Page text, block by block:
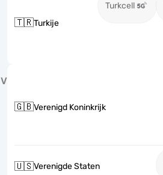
🇹🇷Turkije
Turkcell
V
🇬🇧Verenigd Koninkrijk
🇺🇸Verenigde Staten